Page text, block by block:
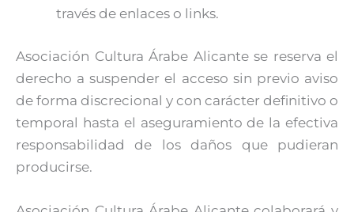
través de enlaces o links.
Asociación Cultura Árabe Alicante se reserva el
derecho a suspender el acceso sin previo aviso
de forma discrecional y con carácter definitivo o
temporal hasta el aseguramiento de la efectiva
responsabilidad de los daños que pudieran
producirse.